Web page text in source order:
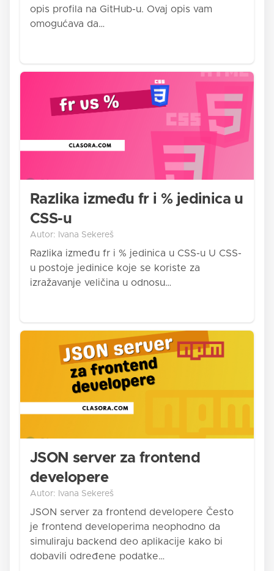
opis profila na GitHub-u. Ovaj opis vam
omogućava da…
Razlika između fr i % jedinica u
CSS-u
Autor: Ivana Sekereš
Razlika između fr i % jedinica u CSS-u U CSS-
u postoje jedinice koje se koriste za
izražavanje veličina u odnosu…
JSON server za frontend
developere
Autor: Ivana Sekereš
JSON server za frontend developere Često
je frontend developerima neophodno da
simuliraju backend deo aplikacije kako bi
dobavili određene podatke…